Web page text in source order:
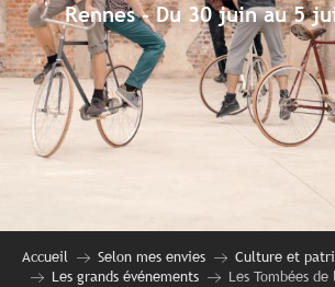
Rennes - Du 30 juin au 5
Accueil Selon mes envies
Culture et
Les grands événements
Les Tombées